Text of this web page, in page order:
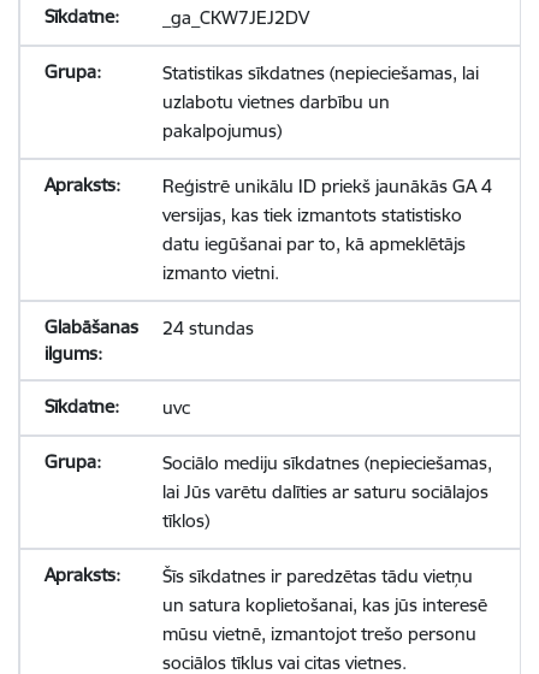
_ga_CKW7JEJ2DV
Statistikas sīkdatnes (nepieciešamas, lai
uzlabotu vietnes darbību un
pakalpojumus)
Reģistrē unikālu ID priekš jaunākās GA 4
versijas, kas tiek izmantots statistisko
datu iegūšanai par to, kā apmeklētājs
izmanto vietni.
24 stundas
uvc
Sociālo mediju sīkdatnes (nepieciešamas,
lai Jūs varētu dalīties ar saturu sociālajos
tīklos)
Šīs sīkdatnes ir paredzētas tādu vietņu
un satura koplietošanai, kas jūs interesē
mūsu vietnē, izmantojot trešo personu
sociālos tīklus vai citas vietnes.